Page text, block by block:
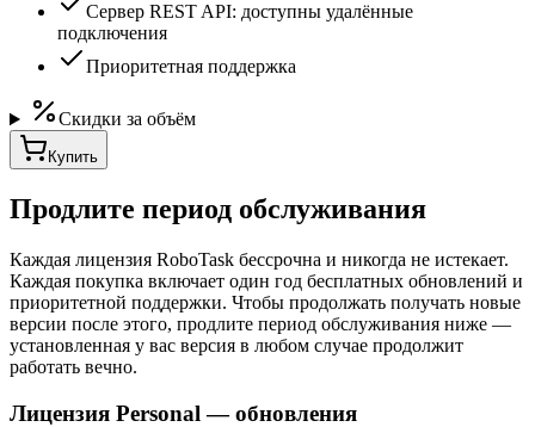
Сервер REST API: доступны удалённые
подключения
Приоритетная поддержка
Скидки за объём
Купить
Продлите период обслуживания
Каждая лицензия RoboTask бессрочна и никогда не истекает.
Каждая покупка включает один год бесплатных обновлений и
приоритетной поддержки. Чтобы продолжать получать новые
версии после этого, продлите период обслуживания ниже —
установленная у вас версия в любом случае продолжит
работать вечно.
Лицензия Personal —обновления